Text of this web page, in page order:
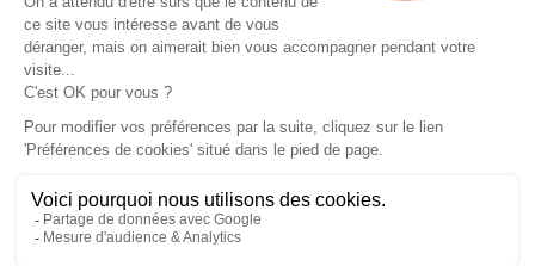
l’esthétique ni la planète. Découvrez l’histoire,
les engagements…
et bio !
important que les autres ! Proche
du petit déjeuner dans son apport
calorique, il ne faut pas le négliger.
PROGRAMME
COMMUNICATION/PRESSE ET
VOTRE ENTRÉE